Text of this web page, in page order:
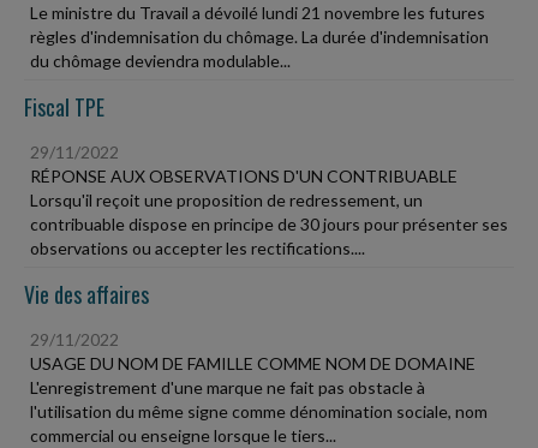
Le ministre du Travail a dévoilé lundi 21 novembre les futures
règles d'indemnisation du chômage. La durée d'indemnisation
du chômage deviendra modulable...
Fiscal TPE
29/11/2022
RÉPONSE AUX OBSERVATIONS D'UN CONTRIBUABLE
Lorsqu'il reçoit une proposition de redressement, un
contribuable dispose en principe de 30 jours pour présenter ses
observations ou accepter les rectifications....
Vie des affaires
29/11/2022
USAGE DU NOM DE FAMILLE COMME NOM DE DOMAINE
L'enregistrement d'une marque ne fait pas obstacle à
l'utilisation du même signe comme dénomination sociale, nom
commercial ou enseigne lorsque le tiers...